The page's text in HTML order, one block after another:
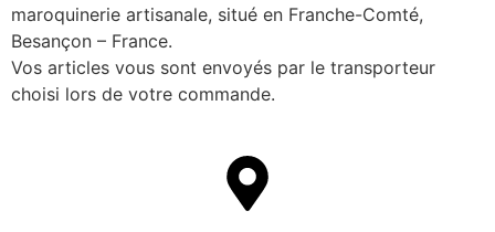
maroquinerie artisanale, situé en Franche-Comté,
Besançon – France.
Vos articles vous sont envoyés par le transporteur
choisi lors de votre commande.